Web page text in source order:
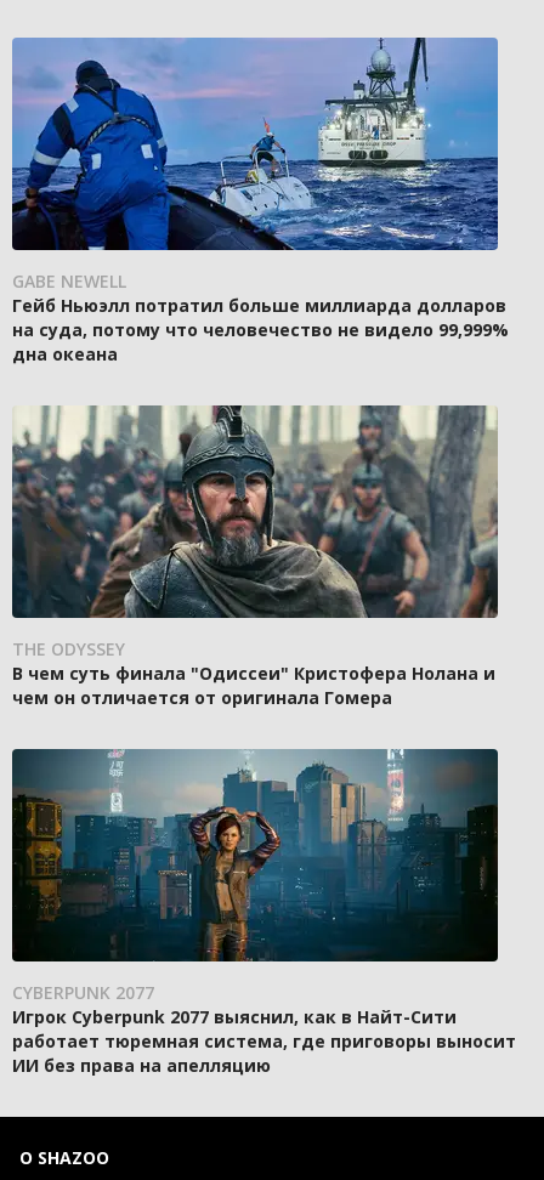
GABE NEWELL
Гейб Ньюэлл потратил больше миллиарда долларов
на суда, потому что человечество не видело 99,999%
дна океана
THE ODYSSEY
В чем суть финала "Одиссеи" Кристофера Нолана и
чем он отличается от оригинала Гомера
CYBERPUNK 2077
Игрок Cyberpunk 2077 выяснил, как в Найт-Сити
работает тюремная система, где приговоры выносит
ИИ без права на апелляцию
О SHAZOO